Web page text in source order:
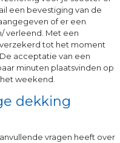
een bevestiging van de
of er een
verleend. Met een
tot het moment
acceptatie van een
minuten plaatsvinden op
weekend.
dekking
vragen heeft over